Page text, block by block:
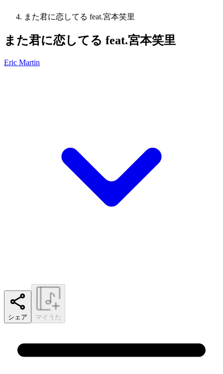
また君に恋してる feat.宮本笑里
また君に恋してる feat.宮本笑里
Eric Martin
シェア マイうた